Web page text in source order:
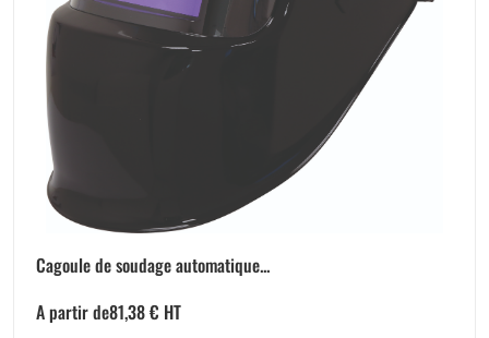
Cagoule de soudage automatique...
A partir de81,38€ HT